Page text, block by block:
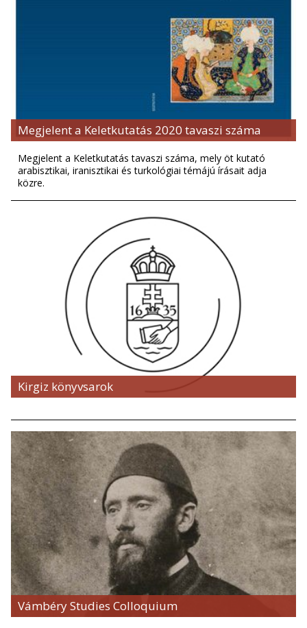
Megjelent a Keletkutatás 2020 tavaszi száma
Megjelent a Keletkutatás tavaszi száma, mely öt kutató
arabisztikai, iranisztikai és turkológiai témájú írásait adja
közre.
Kirgiz könyvsarok
Vámbéry Studies Colloquium